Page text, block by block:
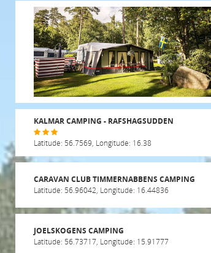
KALMAR CAMPING - RAFSHAGSUDDEN
Latitude: 56.7569, Longitude: 16.38
CARAVAN CLUB TIMMERNABBENS CAMPING
Latitude: 56.96042, Longitude: 16.44836
JOELSKOGENS CAMPING
Latitude: 56.73717, Longitude: 15.91777